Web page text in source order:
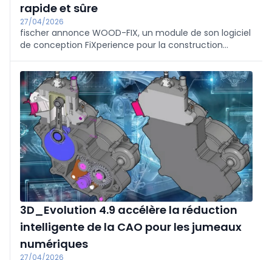
rapide et sûre
27/04/2026
fischer annonce WOOD-FIX, un module de son logiciel
de conception FiXperience pour la construction
de dimensionner rapidement, précisément et à
moindre coût les connexions et les renforcements
avec les vis fischer, ainsi que la fixation de l'isolation
de la façade et de la toiture. Avec une seule entrée
de paramètres, le système fournit les vérifications
requises, conformes aux normes, et augmente ainsi la
sécurité structurelle. WOOD-FIX calcule notamment
les charges de vent et de neige.
3D_Evolution 4.9 accélère la réduction
intelligente de la CAO pour les jumeaux
numériques
27/04/2026